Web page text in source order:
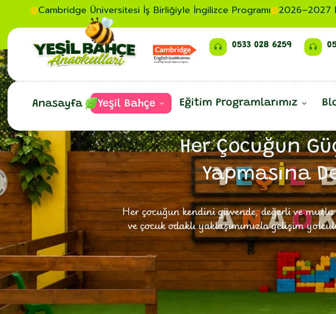
Cambridge Üniversitesi İş Birliğiyle İngilizce Programı 2026–2027
0533 028 6259
Anasayfa Yeşil Bahçe Eğitim Programlarımız
Her Çocuğun
Yapmasına
Her çocuğun kendini güvende, değerli ve
ve çocuk odaklı yaklaşımımızla gelişim